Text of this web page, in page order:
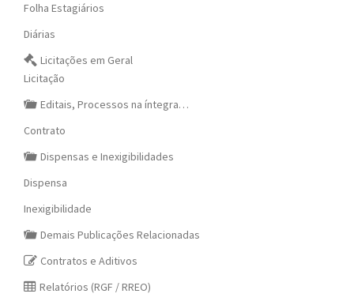
Folha Estagiários
Diárias
Licitações em Geral
Licitação
Editais, Processos na íntegra…
Contrato
Dispensas e Inexigibilidades
Dispensa
Inexigibilidade
Demais Publicações Relacionadas
Contratos e Aditivos
Relatórios (RGF / RREO)